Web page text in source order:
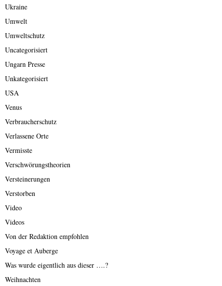
Ukraine
Umwelt
Umweltschutz
Uncategorisiert
Ungarn Presse
Unkategorisiert
USA
Venus
Verbraucherschutz
Verlassene Orte
Vermisste
Verschwörungstheorien
Versteinerungen
Verstorben
Video
Videos
Von der Redaktion empfohlen
Voyage et Auberge
Was wurde eigentlich aus dieser ….?
Weihnachten